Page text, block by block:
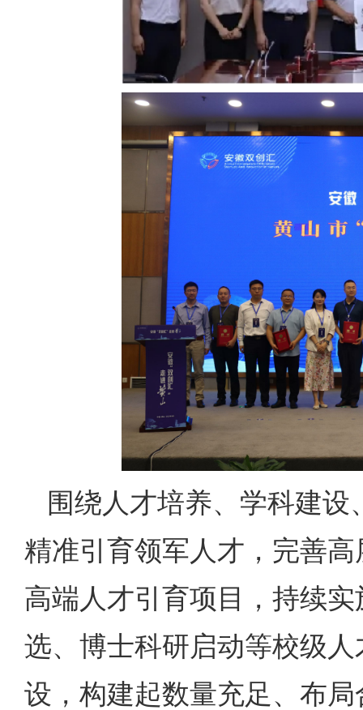
围绕人才培养、学科建
精准引育领军人才，完善
高端人才引育项目，持续
选、博士科研启动等校级
设，构建起数量充足、布